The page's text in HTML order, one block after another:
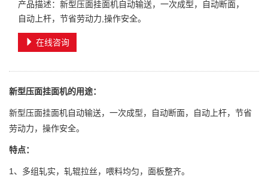
产品描述：新型压面挂面机自动输送，一次成型，自动断面，
自动上杆，节省劳动力,操作安全。
在线咨询
新型压面挂面机的用途：
新型压面挂面机自动输送，一次成型，自动断面，自动上杆，节省
劳动力，操作安全。
特点：
1、多组轧实，轧辊拉丝，喂料均匀，面板整齐。